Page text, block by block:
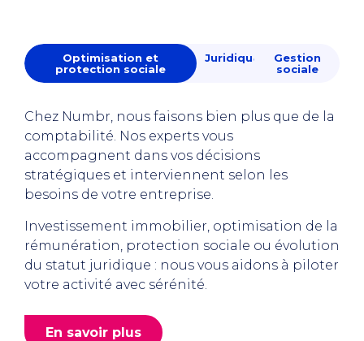
Optimisation et
protection sociale
Juridique
Gestion
sociale
Chez Numbr, nous faisons bien plus que de la
comptabilité. Nos experts vous
accompagnent dans vos décisions
stratégiques et interviennent selon les
besoins de votre entreprise.
Investissement immobilier, optimisation de la
rémunération, protection sociale ou évolution
du statut juridique : nous vous aidons à piloter
votre activité avec sérénité.
En savoir plus